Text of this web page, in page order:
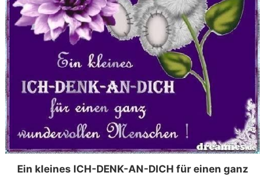
Ein kleines ICH-DENK-AN-DICH für einen ganz